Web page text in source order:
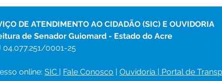
DE ATENDIMENTO AO CIDADÃO (SIC) E OUVIDORIA
de Senador Guiomard - Estado do Acre
04.077.251/0001-25
online: SIC | Fale Conosco | Ouvidoria | Portal de